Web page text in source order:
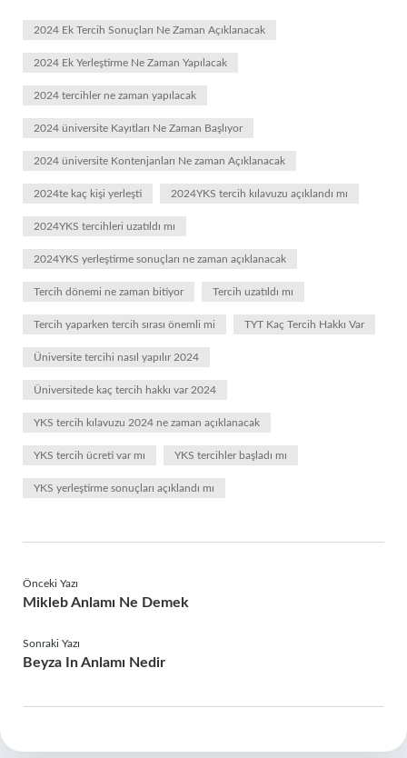
2024 Ek Tercih Sonuçları Ne Zaman Açıklanacak
2024 Ek Yerleştirme Ne Zaman Yapılacak
2024 tercihler ne zaman yapılacak
2024 üniversite Kayıtları Ne Zaman Başlıyor
2024 üniversite Kontenjanları Ne zaman Açıklanacak
2024te kaç kişi yerleşti 2024YKS tercih kılavuzu açıklandı mı
2024YKS tercihleri uzatıldı mı
2024YKS yerleştirme sonuçları ne zaman açıklanacak
Tercih dönemi ne zaman bitiyor Tercih uzatıldı mı
Tercih yaparken tercih sırası önemli mi TYT Kaç Tercih Hakkı Var
Üniversite tercihi nasıl yapılır 2024
Üniversitede kaç tercih hakkı var 2024
YKS tercih kılavuzu 2024 ne zaman açıklanacak
YKS tercih ücreti var mı YKS tercihler başladı mı
YKS yerleştirme sonuçları açıklandı mı
Önceki Yazı
Mikleb Anlamı Ne Demek
Sonraki Yazı
Beyza In Anlamı Nedir